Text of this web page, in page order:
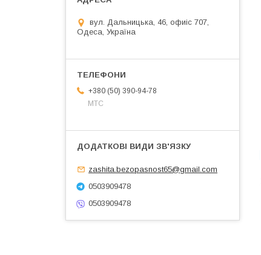
вул. Дальницька, 46, офиіс 707,
Одеса, Україна
+380 (50) 390-94-78
МТС
zashita.bezopasnost65@gmail.com
0503909478
0503909478